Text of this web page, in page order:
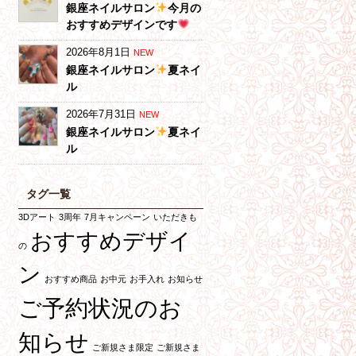
銀座ネイルサロン
今月の
おすすめデザインです
2026年8月1日 NEW
銀座ネイルサロン
夏ネイ
ル
2026年7月31日 NEW
銀座ネイルサロン
夏ネイ
ル
タグ一覧
3Dアート 3周年 7月キャンペーン いただきも
の おすすめデザイ
ン
おすすめ商品 お中元 お手入れ お知らせ
ご予約状況のお
知らせ
ご新規さま限定 ご新規さま